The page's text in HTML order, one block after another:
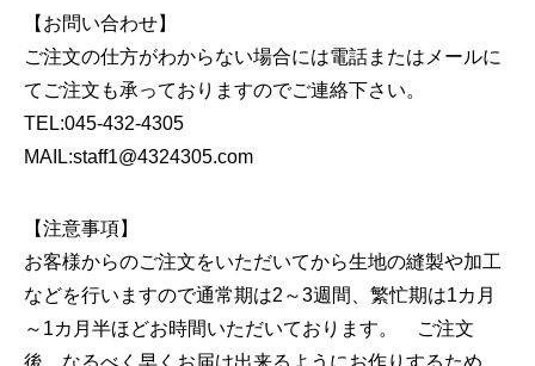
【お問い合わせ】
ご注文の仕方がわからない場合には電話またはメールに
てご注文も承っておりますのでご連絡下さい。
TEL:045-432-4305
MAIL:staff1@4324305.com
【注意事項】
お客様からのご注文をいただいてから生地の縫製や加工
などを行いますので通常期は2～3週間、繁忙期は1カ月
～1カ月半ほどお時間いただいております。 ご注文
後、なるべく早くお届け出来るようにお作りするため、